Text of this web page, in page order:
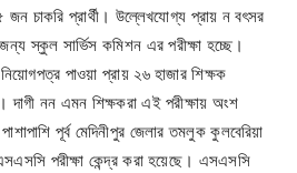
জন চাকরি প্রার্থী। উল্লেখযোগ্য প্রায় ন বৎসর
স্কুল সার্ভিস কমিশন এর পরীক্ষা হচ্ছে।
পাওয়া প্রায় ২৬ হাজার শিক্ষক
দাগী নন এমন শিক্ষকরা এই পরীক্ষায় অংশ
পূর্ব মেদিনীপুর জেলার তমলুক কুলবেরিয়া
পরীক্ষা কেন্দ্র করা হয়েছে। এসএসসি